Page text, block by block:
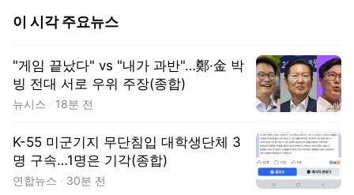
이 시각 주요뉴스
"게임 끝났다" vs "내가 과반"…鄭·金 박
빙 전대 서로 우위 주장(종합)
뉴시스 18분 전
K-55 미군기지 무단침입 대학생단체 3
명 구속…1명은 기각(종합)
연합뉴스 30분 전